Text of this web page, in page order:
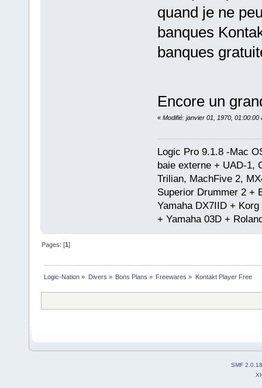
quand je ne
banques
banques
Encore un
« Modifié: janvier 01, 1970, 01:00:00
Logic Pro 9.1.8 -Mac
baie externe + UAD-1,
Trilian, MachFive 2,
Superior Drummer 2 +
Yamaha DX7IID +
+ Yamaha 03D +
Pages: [1]
Logic-Nation » Divers » Bons Plans » Freewares » Kontakt Player Free
SMF 2.0.18